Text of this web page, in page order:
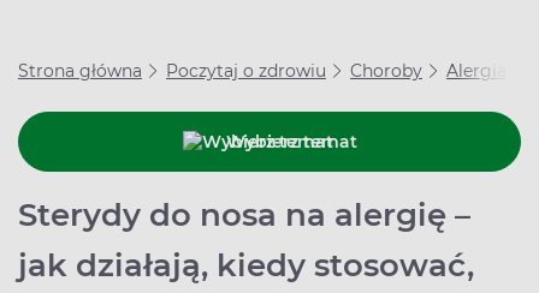
Strona główna Poczytaj o zdrowiu Choroby Alergia
Wybierz temat
Sterydy do nosa na alergię –
jak działają, kiedy stosować,